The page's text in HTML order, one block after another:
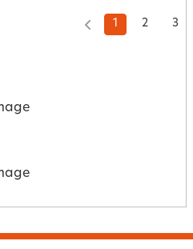
1 2 3